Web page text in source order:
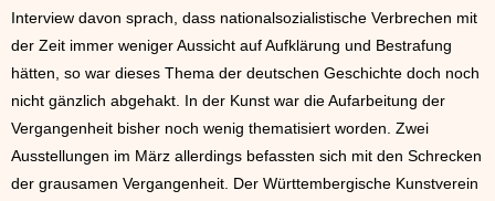
Interview davon sprach, dass nationalsozialistische Verbrechen mit
der Zeit immer weniger Aussicht auf Aufklärung und Bestrafung
hätten, so war dieses Thema der deutschen Geschichte doch noch
nicht gänzlich abgehakt. In der Kunst war die Aufarbeitung der
Vergangenheit bisher noch wenig thematisiert worden. Zwei
Ausstellungen im März allerdings befassten sich mit den Schrecken
der grausamen Vergangenheit. Der Württembergische Kunstverein